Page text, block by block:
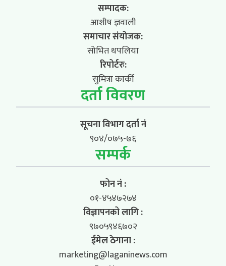
सम्पादक:
आशीष ज्ञवाली
समाचार संयोजक:
सोभित थपलिया
रिपोर्टरः:
सुमित्रा कार्की
दर्ता विवरण
सूचना विभाग दर्ता नं
९०४/०७५-७६
सम्पर्क
फोन नं :
०१-४५४७२७४
विज्ञापनको लागि :
९७०५९४६७०२
ईमेल ठेगाना :
marketing@laganinews.com